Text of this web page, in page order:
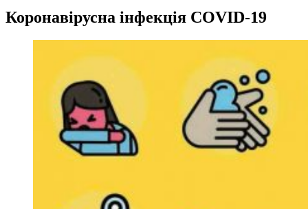
Коронавірусна інфекція COVID-19